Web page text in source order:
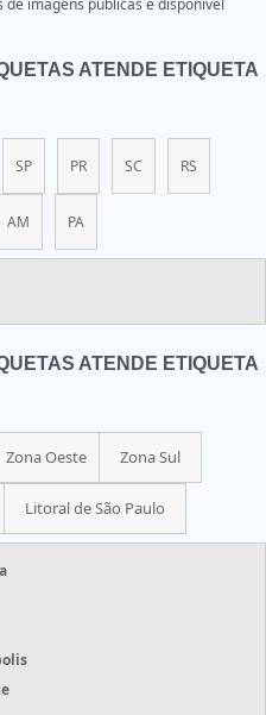
ATENDE ETIQUETA
SP PR SC RS
AM PA
ATENDE ETIQUETA
Zona Oeste Zona Sul
Litoral de São Paulo